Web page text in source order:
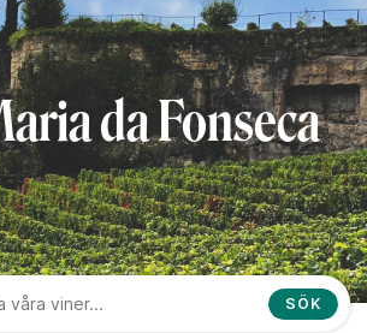
da Fonseca
SÖK